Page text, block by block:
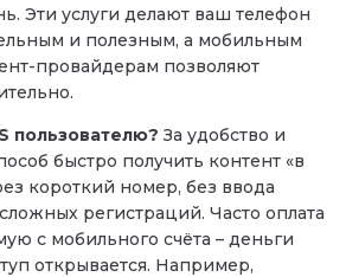
Эти услуги делают ваш телефон
и полезным, а мобильным
провайдерам позволяют
пользователю? За удобство и
быстро получить контент «в
короткий номер, без ввода
регистраций. Часто оплата
с мобильного счёта – деньги
открывается. Например,